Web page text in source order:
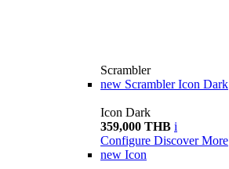
Scrambler
new Scrambler Icon Dark
Icon Dark
359,000 THB i
Configure Discover More
new Icon